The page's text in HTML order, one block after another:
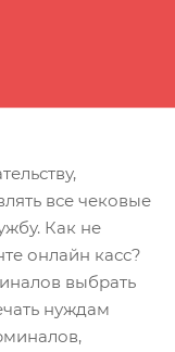
все чековые
Как не
онлайн касс?
выбрать
нуждам